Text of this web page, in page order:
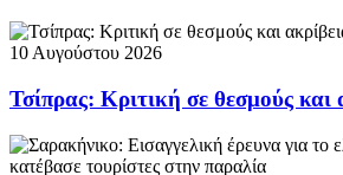
10 Αυγούστου 2026
Τσίπρας: Κριτική σε θεσμούς και